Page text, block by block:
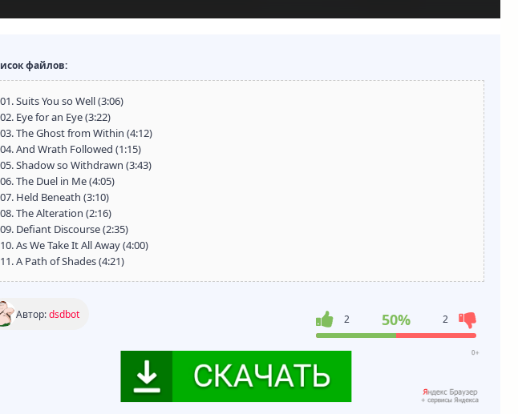
файлов:
01. Suits You so Well (3:06)
02. Eye for an Eye (3:22)
03. The Ghost from Within (4:12)
04. And Wrath Followed (1:15)
05. Shadow so Withdrawn (3:43)
06. The Duel in Me (4:05)
07. Held Beneath (3:10)
08. The Alteration (2:16)
09. Defiant Discourse (2:35)
10. As We Take It All Away (4:00)
11. A Path of Shades (4:21)
Автор:dsdbot 2 50% 2